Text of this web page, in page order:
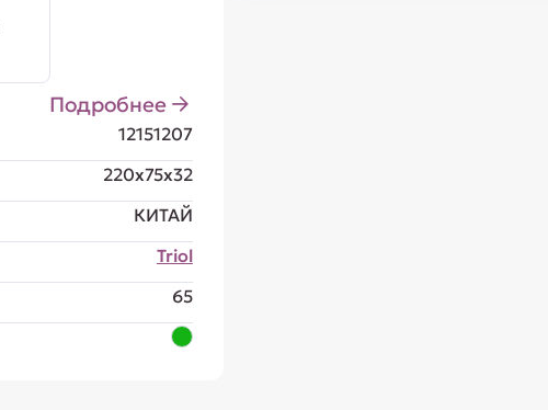
Подробнее
12151207
220x75x32
КИТАЙ
Triol
65